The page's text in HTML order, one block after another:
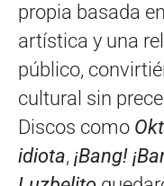
propia basada
artística y una
público,
cultural sin
Discos como
idiota, ¡Bang!